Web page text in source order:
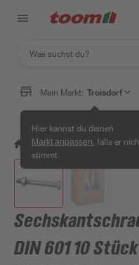
Mein Markt: Troisdorf
Hier kannst du deinen
Markt anpassen , falls er
stimmt.
/ Werkstatt & Maschinen /
DIN 601 10 Stück